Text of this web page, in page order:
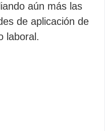
aún más las
de aplicación de
laboral.